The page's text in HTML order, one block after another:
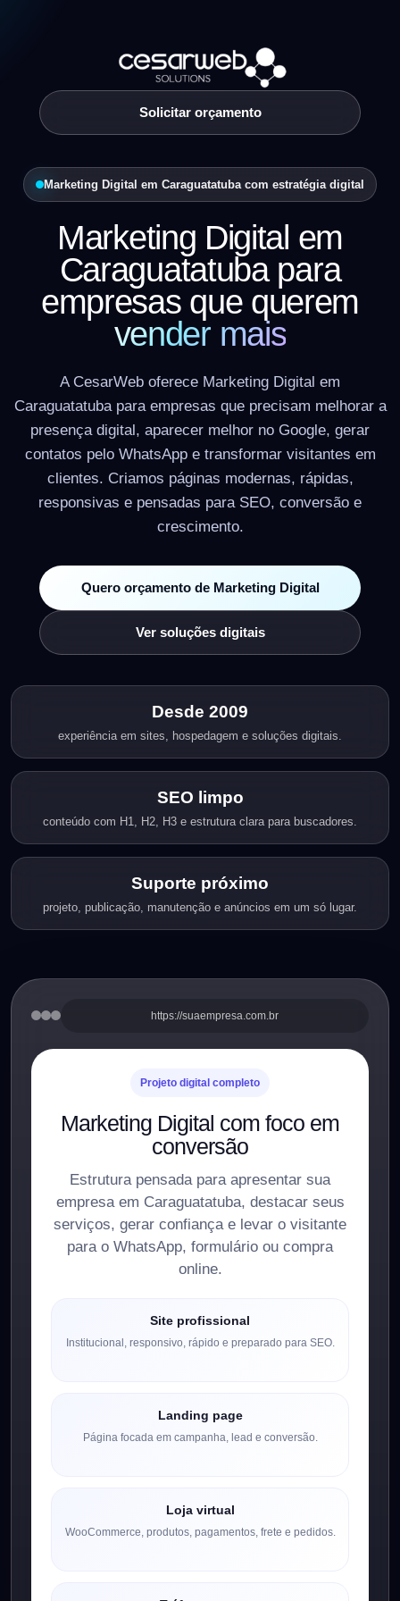
Solicitar orçamento
Marketing Digital em Caraguatatuba com estratégia digital
Marketing Digital em
Caraguatatuba para
empresas que querem
vender mais
A CesarWeb oferece Marketing Digital em
Caraguatatuba para empresas que precisam melhorar a
presença digital, aparecer melhor no Google, gerar
contatos pelo WhatsApp e transformar visitantes em
clientes. Criamos páginas modernas, rápidas,
responsivas e pensadas para SEO, conversão e
crescimento.
Quero orçamento de Marketing Digital
Ver soluções digitais
Desde 2009
experiência em sites, hospedagem e soluções digitais.
SEO limpo
conteúdo com H1, H2, H3 e estrutura clara para buscadores.
Suporte próximo
projeto, publicação, manutenção e anúncios em um só lugar.
https://suaempresa.com.br
Projeto digital completo
Marketing Digital com foco em
conversão
Estrutura pensada para apresentar sua
empresa em Caraguatatuba, destacar seus
serviços, gerar confiança e levar o visitante
para o WhatsApp, formulário ou compra
online.
Site profissional
Institucional, responsivo, rápido e preparado para SEO.
Landing page
Página focada em campanha, lead e conversão.
Loja virtual
WooCommerce, produtos, pagamentos, frete e pedidos.